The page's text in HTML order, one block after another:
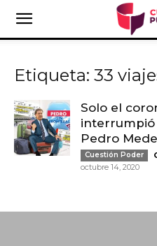
Etiqueta: 33
Solo el
interrumpió
Pedro
Cuestión Poder
octubre 14, 2020